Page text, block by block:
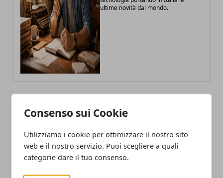
Consenso sui Cookie
Utilizziamo i cookie per ottimizzare il nostro sito
web e il nostro servizio. Puoi scegliere a quali
categorie dare il tuo consenso.
ultime novità dal mondo.
ARTICOLI CORRELATI